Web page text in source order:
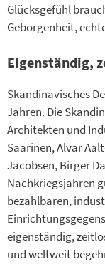
Glücksgefühl
Geborgenheit,
Eigenständig,
Skandinavisches
Jahren. Die
Architekten und
Saarinen, Alvar
Jacobsen, Birger
Nachkriegsjahren
bezahlbaren,
eigenständig,
und weltweit